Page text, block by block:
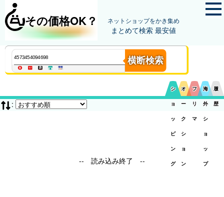
その価格OK？ ネットショップをかき集め
まとめて検索 最安値
横断検索
シ
ョ
ッ
ピ
ン
グ
オ
ー
ク
シ
ョ
ン
フ
リ
マ
海
外
シ
ョ
ッ
プ
履
歴
:
-- 読み込み終了 --